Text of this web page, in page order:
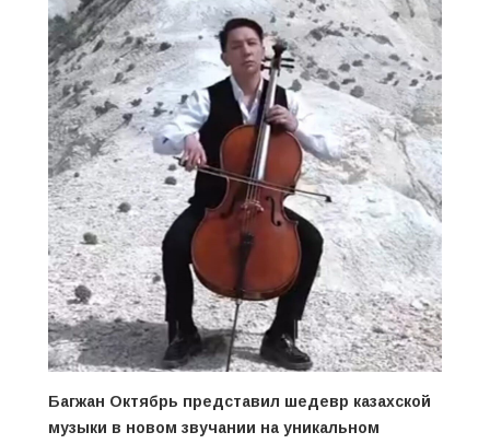
Багжан Октябрь представил шедевр казахской
музыки в новом звучании на уникальном